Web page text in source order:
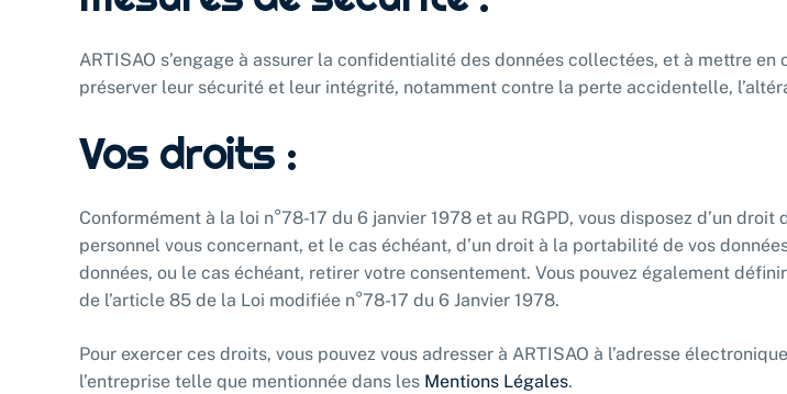
ARTISAO s’engage à assurer la confidentialité des données collectées, et à mettre
préserver leur sécurité et leur intégrité, notamment contre la perte accidentelle,
Vos droits :
Conformément à la loi n°78-17 du 6 janvier 1978 et au RGPD, vous disposez d’un
personnel vous concernant, et le cas échéant, d’un droit à la portabilité de vos
données, ou le cas échéant, retirer votre consentement. Vous pouvez également
de l’article 85 de la Loi modifiée n°78-17 du 6 Janvier 1978.
Pour exercer ces droits, vous pouvez vous adresser à ARTISAO à l’adresse
l’entreprise telle que mentionnée dans les Mentions Légales.